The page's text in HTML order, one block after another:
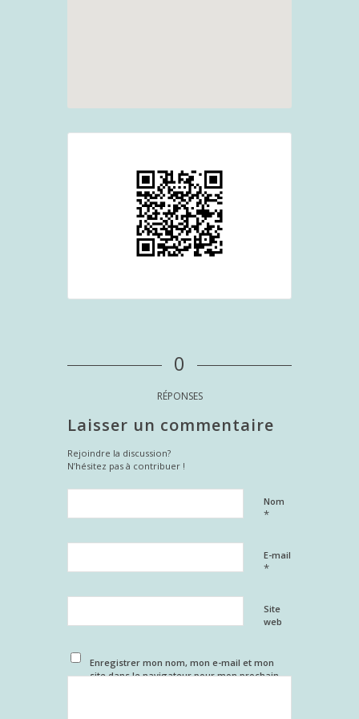
0
RÉPONSES
Laisser un commentaire
Rejoindre la discussion?
N’hésitez pas à contribuer !
Nom
*
E-mail
*
Site
web
Enregistrer mon nom, mon e-mail et mon
site dans le navigateur pour mon prochain